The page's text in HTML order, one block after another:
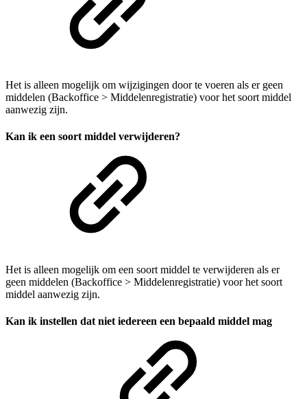
Het is alleen mogelijk om wijzigingen door te voeren als er geen
middelen (Backoffice > Middelenregistratie) voor het soort middel
aanwezig zijn.
Kan ik een soort middel verwijderen?
Het is alleen mogelijk om een soort middel te verwijderen als er
geen middelen (Backoffice > Middelenregistratie) voor het soort
middel aanwezig zijn.
Kan ik instellen dat niet iedereen een bepaald middel mag